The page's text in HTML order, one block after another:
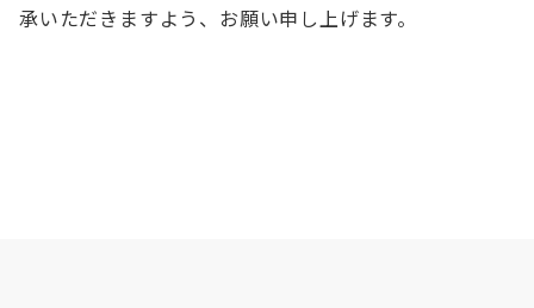
承いただきますよう、お願い申し上げます。